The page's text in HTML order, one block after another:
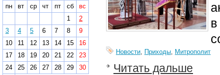
Новости, Приходы, Митрополит
Читать дальше
пн
вт ср чт пт сб
вс
1
2
3
4 5 6 7 8
9
10
11 12 13 14 15
16
17
18 19 20 21 22
23
24
25 26 27 28 29
30